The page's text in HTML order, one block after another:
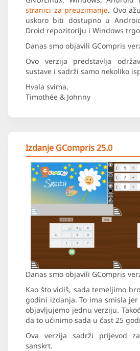
stranici za preuzimanje. Ovo
uskoro biti dostupno u
Droid repozitoriju i Windows
Danas smo objavili GCompris
Ovo verzija predstavlja
sustave i sadrži samo nekoliko
Hvala svima,
Timothée & Johnny
Izdanje GCompris 25.0
Danas smo objavili GCompris
Kao što vidiš, sada temeljimo
godini izdanja. To ima smisla
objavljujemo jednu verziju.
da to učinimo sada u čast 25
Ova verzija sadrži prijevod
sanskrt.